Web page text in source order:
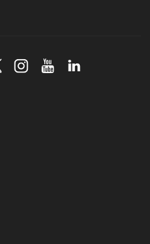
robótica FIRST 2026! (video)